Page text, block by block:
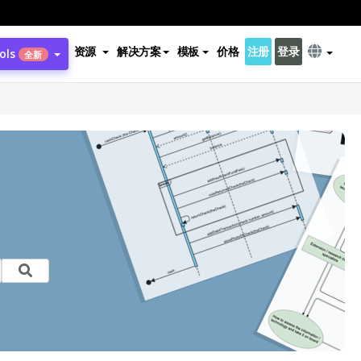
全新 资源 解决方案 模板 价格 注册 登录